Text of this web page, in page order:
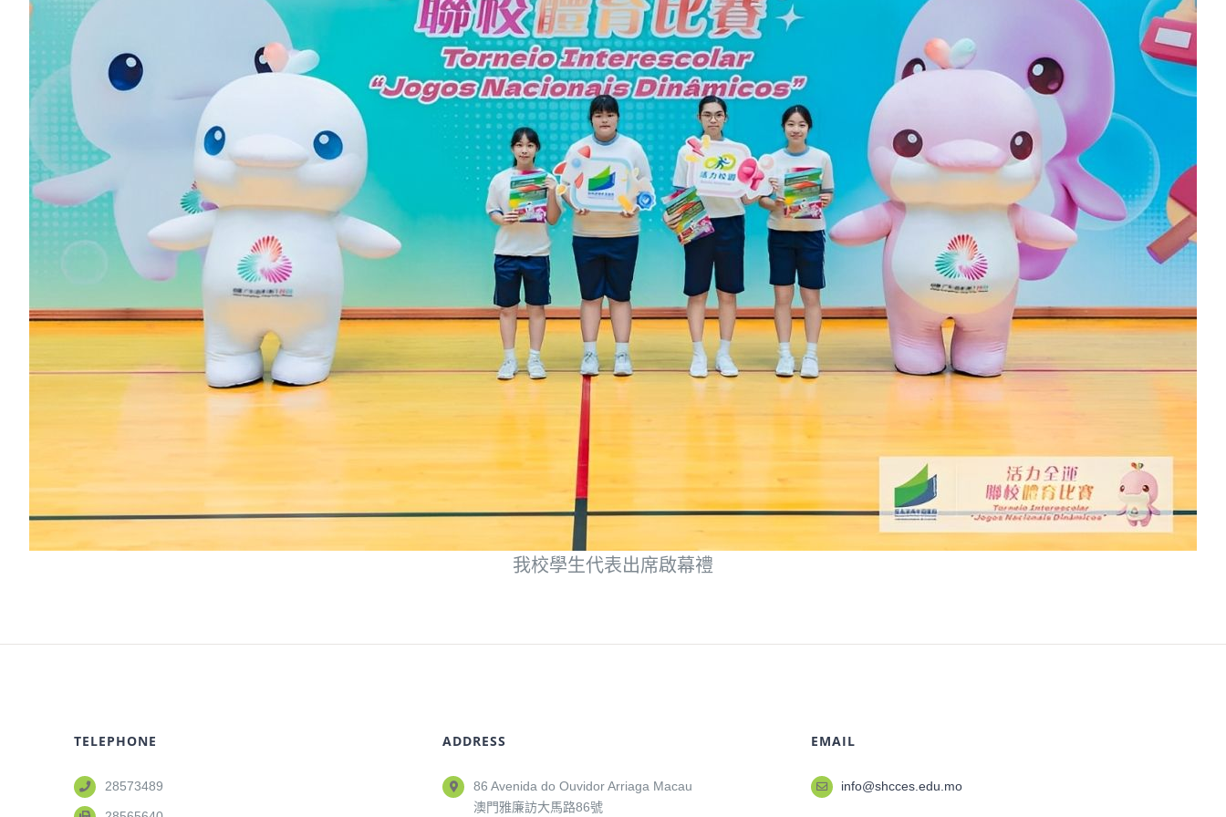
我校學生代表出席啟幕禮
TELEPHONE
28573489
ADDRESS
86 Avenida do Ouvidor Arriaga Macau
澳門雅廉訪大馬路86號
EMAIL
info@shcces.edu.mo